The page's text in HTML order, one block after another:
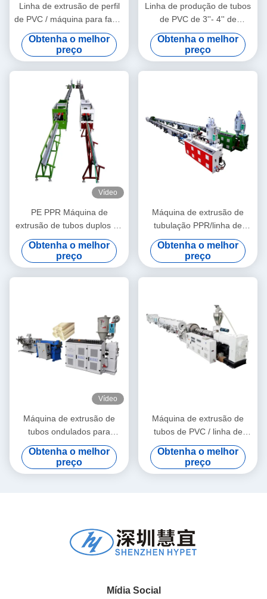
Linha de extrusão de perfil
de PVC / máquina para fazer
perfil de PVC
Obtenha o melhor
preço
Linha de produção de tubos
de PVC de 3''- 4'' de
qualidade estável com
extrusora de parafuso duplo
cônico HYZS65/132
Obtenha o melhor
preço
Vídeo
PE PPR Máquina de
extrusão de tubos duplos de
alta velocidade 16 - 32 MM
extrusora de parafuso único
SJ90/33
Obtenha o melhor
preço
Máquina de extrusão de
tubulação PPR/linha de
produção 20-63 da
tubulação PPR
Obtenha o melhor
preço
Vídeo
Máquina de extrusão de
tubos ondulados para
materiais granulados de PE
e PVC
Obtenha o melhor
preço
Máquina de extrusão de
tubos de PVC / linha de
produção de tubos de PVC
315-630
Obtenha o melhor
preço
Mídia Social